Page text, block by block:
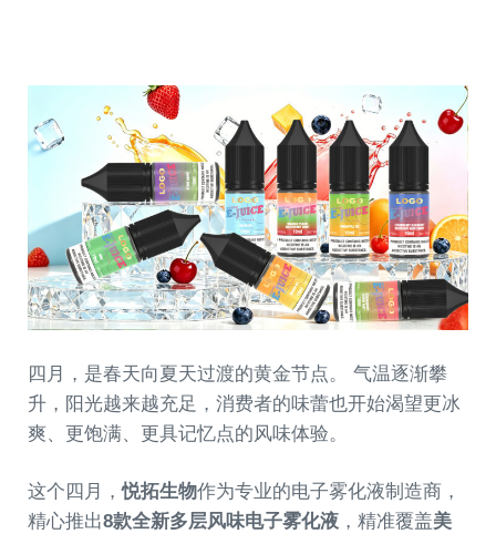
四月，是春天向夏天过渡的黄金节点。 气温逐渐攀
升，阳光越来越充足，消费者的味蕾也开始渴望更冰
爽、更饱满、更具记忆点的风味体验。
这个四月，悦拓生物作为专业的电子雾化液制造商，
精心推出8款全新多层风味电子雾化液 ，精准覆盖美